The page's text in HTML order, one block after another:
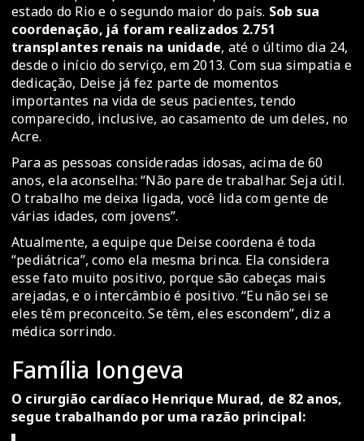
estado do Rio e o segundo maior do país. Sob sua
coordenação, já foram realizados 2.751
transplantes renais na unidade, até o último dia 24,
desde o início do serviço, em 2013. Com sua simpatia e
dedicação, Deise já fez parte de momentos
importantes na vida de seus pacientes, tendo
comparecido, inclusive, ao casamento de um deles, no
Acre.
Para as pessoas consideradas idosas, acima de 60
anos, ela aconselha: “Não pare de trabalhar. Seja útil.
O trabalho me deixa ligada, você lida com gente de
várias idades, com jovens”.
Atualmente, a equipe que Deise coordena é toda
“pediátrica”, como ela mesma brinca. Ela considera
esse fato muito positivo, porque são cabeças mais
arejadas, e o intercâmbio é positivo. “Eu não sei se
eles têm preconceito. Se têm, eles escondem”, diz a
médica sorrindo.
Família longeva
O cirurgião cardíaco Henrique Murad, de 82 anos,
segue trabalhando por uma razão principal: